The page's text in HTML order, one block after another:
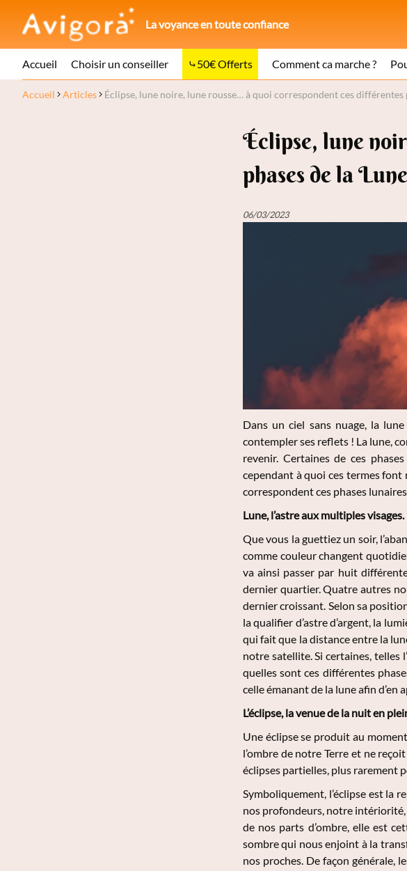
La voyance en toute confiance
Accueil Choisir un conseiller 50€ Offerts Comment ca marche ?
Accueil Articles Éclipse, lune noire, lune rousse… à quoi correspondent ces différentes
Éclipse, lune
phases de la
06/03/2023
Dans un ciel sans nuage, la
contempler ses reflets ! La lune,
revenir. Certaines de ces
cependant à quoi ces termes font
correspondent ces phases
Lune, l’astre aux multiples visages.
Que vous la guettiez un soir,
comme couleur changent
va ainsi passer par huit
dernier quartier. Quatre autres
dernier croissant. Selon sa
la qualifier d’astre d’argent, la
qui fait que la distance entre la
notre satellite. Si certaines, telles
quelles sont ces différentes
celle émanant de la lune afin d’en
L’éclipse, la venue de la nuit en
Une éclipse se produit au
l’ombre de notre Terre et ne
éclipses partielles, plus rarement
Symboliquement, l’éclipse est la
nos profondeurs, notre intériorité,
de nos parts d’ombre, elle est
sombre qui nous enjoint à la
nos proches. De façon générale,